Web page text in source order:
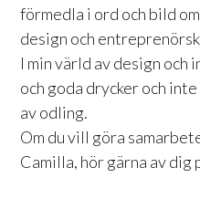
förmedla i ord och bild
design och
I min värld av design och
och goda drycker och
av odling.
Om du vill göra
Camilla, hör gärna av dig